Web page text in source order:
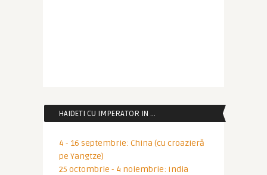
HAIDETI CU IMPERATOR IN …
4 - 16 septembrie: China (cu croazieră
pe Yangtze)
25 octombrie - 4 noiembrie: India